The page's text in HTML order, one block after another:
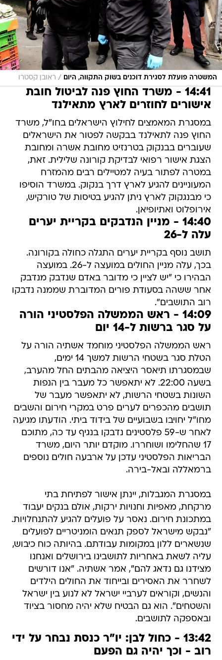
המשטרה פועלת לסגירת דוכנים בשוק התקווה, היום / ראובן קסטרו
14:41 - משרד החוץ פנה לביטול חובת
אישורים לחוזרים לארץ מתאילנד
במסגרת המאמצים לחילוץ הישראלים בחו"ל, משרד
החוץ פנה לתאילנד בבקשה לפטור את הישראלים
שעוברים בבנקוק בטרנזיט מחובת אשרה ומחובת
הצגת אישור רפואי לבדיקת קורונה שלילית. זאת,
במטרה לפתור בעיה למטיילים רבים מהמזרח
המעוניינים להגיע לארץ דרך בנקוק. במשרד הוסיפו
כי מבנגקוק לארץ ניתן להגיע בטיסות של טורקיש,
אירופלוט ואתיופיאן.
14:40 - מניין הנדבקים בקריית יערים
עלה ל-26
תושב נוסף בקריית יערים התגלה כחולה בקורונה.
בכך, עלה מניין החולים במועצה ל-26. במועצה
הבהירו כי "יש לציין כי מדובר באדם שנדבק מנדבק
אחר ששהה בסעודת פורים המדוברת שממנה נדבקו
רוב התושבים".
14:09 - ראש הממשלה הפלסטיני הורה
על סגר ברשות ל-14 יום
ראש הממשלה הפלסטיני מוחמד אשתיה הורה על
הטלת סגר בשטחי הרשות למשך 14 ימים,
שבמסגרתו תיאסר היציאה מהבתים החל מהערב,
בשעה 22:00. לא יתאפשר כל מעבר בין הנפות
השונות בשטחי הרשות, לא יתאפשר מעבר של
תושבים מהכפרים לערים פרט במקרי חירום והשבים
מחו"ל יחויבו בשבועיים של בידוד ביתי. הודעתו מגיעה
לאחר ש-59 פלסטינים נדבקו בנגיף עד כה, מתוכם
17 שהחלימו ושוחררו. מוקדם יותר היום, משרד
הבריאות הפלסטיני עדכן על ארבעה חולים נוספים
ברמאללה ובאל-בירה.
במסגרת המגבלות, יינתן אישור לפתיחת בתי
מרקחת, מאפיות וחנויות ירקות, אולם בנקים יעבוד
במתכונת חירום. נאסר על פועלים להגיע להתנחלויות.
"נבקש מישראל לספק תנאים הומניטריים לפועלים
שנשארים ללון במקומות עבודתם. בהיותה כוח כיבוש,
עליה לשאת באחריות לתושבינו בירושלים ואנחנו
מצידנו גם נדאג להם", אמר אשתיה. "אנו דורשים
לשחרר את האסירים ובייחוד את החולים הילדים
והנשים, וקוראים לערביי ישראל לא לנוע בין ישראל
והשטחים". הוא גם הבטיח שלא יהיה מחסור בציוד
ובאספקה לתושבים.
13:42 - כחול לבן: יו"ר כנסת נבחר על ידי
רוב - וכך יהיה גם הפעם